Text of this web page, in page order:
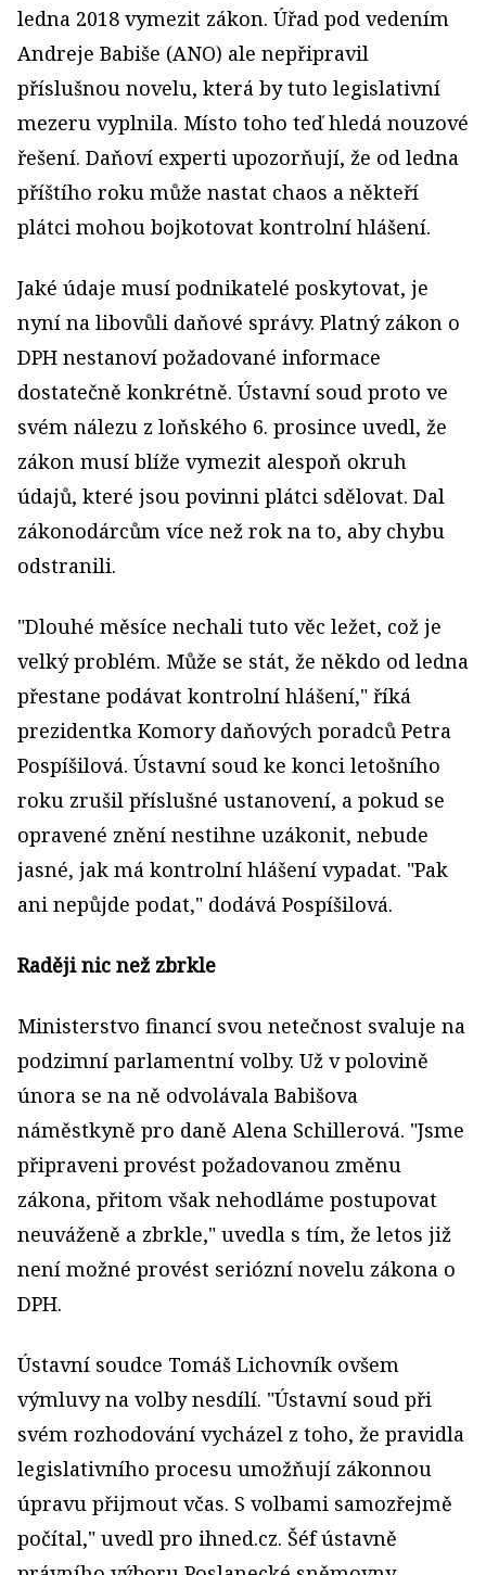
ledna 2018 vymezit zákon. Úřad pod vedením
Andreje Babiše (ANO) ale nepřipravil
příslušnou novelu, která by tuto legislativní
mezeru vyplnila. Místo toho teď hledá nouzové
řešení. Daňoví experti upozorňují, že od ledna
příštího roku může nastat chaos a někteří
plátci mohou bojkotovat kontrolní hlášení.
Jaké údaje musí podnikatelé poskytovat, je
nyní na libovůli daňové správy. Platný zákon o
DPH nestanoví požadované informace
dostatečně konkrétně. Ústavní soud proto ve
svém nálezu z loňského 6. prosince uvedl, že
zákon musí blíže vymezit alespoň okruh
údajů, které jsou povinni plátci sdělovat. Dal
zákonodárcům více než rok na to, aby chybu
odstranili.
"Dlouhé měsíce nechali tuto věc ležet, což je
velký problém. Může se stát, že někdo od ledna
přestane podávat kontrolní hlášení," říká
prezidentka Komory daňových poradců Petra
Pospíšilová. Ústavní soud ke konci letošního
roku zrušil příslušné ustanovení, a pokud se
opravené znění nestihne uzákonit, nebude
jasné, jak má kontrolní hlášení vypadat. "Pak
ani nepůjde podat," dodává Pospíšilová.
Raději nic než zbrkle
Ministerstvo financí svou netečnost svaluje na
podzimní parlamentní volby. Už v polovině
února se na ně odvolávala Babišova
náměstkyně pro daně Alena Schillerová. "Jsme
připraveni provést požadovanou změnu
zákona, přitom však nehodláme postupovat
neuváženě a zbrkle," uvedla s tím, že letos již
není možné provést seriózní novelu zákona o
DPH.
Ústavní soudce Tomáš Lichovník ovšem
výmluvy na volby nesdílí. "Ústavní soud při
svém rozhodování vycházel z toho, že pravidla
legislativního procesu umožňují zákonnou
úpravu přijmout včas. S volbami samozřejmě
počítal," uvedl pro ihned.cz. Šéf ústavně